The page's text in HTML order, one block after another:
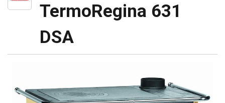
TermoRegina 631
DSA